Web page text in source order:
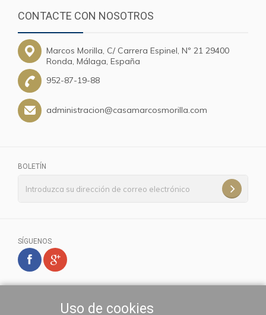
CONTACTE CON NOSOTROS
Marcos Morilla, C/ Carrera Espinel, Nº 21 29400
Ronda, Málaga, España
952-87-19-88
administracion@casamarcosmorilla.com
BOLETÍN
SÍGUENOS
Uso de cookies